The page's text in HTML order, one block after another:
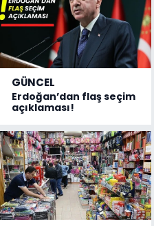
GÜNCEL
Erdoğan’dan flaş seçim
açıklaması!